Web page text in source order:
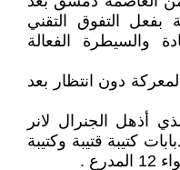
بفعل التفوق التقني
والسيطرة الفعالة
دون انتظار بعد
أذهل الجنرال لانر
كتيبة قتيبة وكتيبة
.